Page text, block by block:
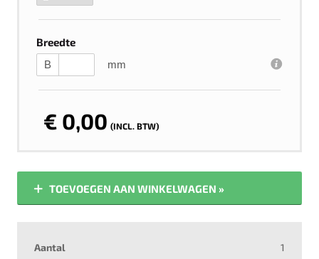
Breedte
B mm
€ 0,00 (INCL. BTW)
TOEVOEGEN AAN WINKELWAGEN »
Aantal 1